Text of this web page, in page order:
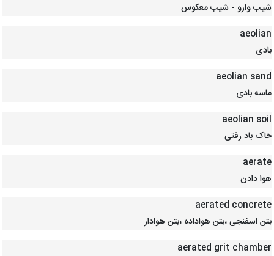
شیب وارو - شیب معکوس
aeolian
بادی
aeolian sand
ماسه بادی
aeolian soil
خاک باد رفتی
aerate
هوا دادن
aerated concrete
بتن اسفنجی ،بتن هواداده ،بتن هوادار
aerated grit chamber